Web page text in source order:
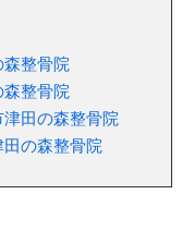
整骨院
整骨院
田の森整骨院
の森整骨院